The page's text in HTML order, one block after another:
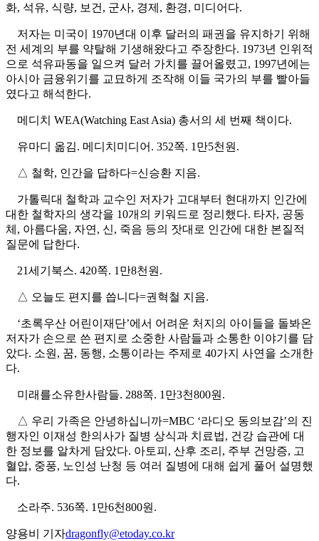
화, 석유, 식량, 보건, 군사, 경제, 환경, 미디어다.
저자는 미국이 1970년대 이후 달러의 패권을 유지하기 위해
전 세계의 부를 약탈해 기생해왔다고 주장한다. 1973년 인위적
으로 석유파동을 일으켜 달러 가치를 끌어올렸고, 1997년에는
아시아 금융위기를 교묘하게 조작해 이들 국가의 부를 빨아들
였다고 해석한다.
메디치 WEA(Watching East Asia) 총서의 세 번째 책이다.
유마디 옮김. 메디치미디어. 352쪽. 1만5천원.
△ 철학, 인간을 답하다=신승환 지음.
가톨릭대 철학과 교수인 저자가 고대부터 현대까지 인간에
대한 철학자의 생각을 10개의 키워드로 정리했다. 타자, 공동
체, 아름다움, 자연, 신, 죽음 등의 잣대로 인간에 대한 본질적
질문에 답한다.
21세기북스. 420쪽. 1만8천원.
△ 오늘도 편지를 씁니다=권혁철 지음.
‘초록우산 어린이재단’에서 어려운 처지의 아이들을 돌봐온
저자가 손으로 쓴 편지로 소중한 사람들과 소통한 이야기를 담
았다. 소원, 꿈, 동행, 소통이라는 주제로 40가지 사연을 소개한
다.
미래를소유한사람들. 288쪽. 1만3천800원.
△ 우리 가족은 안녕하십니까=MBC ‘라디오 동의보감’의 진
행자인 이재성 한의사가 질병 상식과 치료법, 건강 습관에 대
한 정보를 알차게 담았다. 아토피, 산후 조리, 주부 건망증, 고
혈압, 중풍, 노인성 난청 등 여러 질병에 대해 쉽게 풀어 설명했
다.
소라주. 536쪽. 1만6천800원.
양용비 기자dragonfly@etoday.co.kr